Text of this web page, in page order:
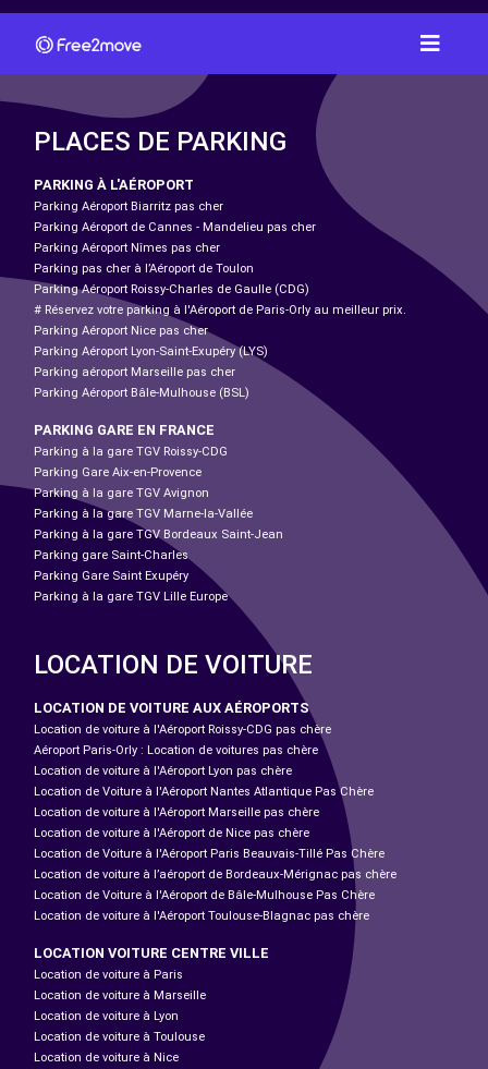
PLACES DE PARKING
PARKING À L'AÉROPORT
Parking Aéroport Biarritz pas cher
Parking Aéroport de Cannes - Mandelieu pas cher
Parking Aéroport Nîmes pas cher
Parking pas cher à l’Aéroport de Toulon
Parking Aéroport Roissy-Charles de Gaulle (CDG)
# Réservez votre parking à l'Aéroport de Paris-Orly au meilleur prix.
Parking Aéroport Nice pas cher
Parking Aéroport Lyon-Saint-Exupéry (LYS)
Parking aéroport Marseille pas cher
Parking Aéroport Bâle-Mulhouse (BSL)
PARKING GARE EN FRANCE
Parking à la gare TGV Roissy-CDG
Parking Gare Aix-en-Provence
Parking à la gare TGV Avignon
Parking à la gare TGV Marne-la-Vallée
Parking à la gare TGV Bordeaux Saint-Jean
Parking gare Saint-Charles
Parking Gare Saint Exupéry
Parking à la gare TGV Lille Europe
LOCATION DE VOITURE
LOCATION DE VOITURE AUX AÉROPORTS
Location de voiture à l'Aéroport Roissy-CDG pas chère
Aéroport Paris-Orly : Location de voitures pas chère
Location de voiture à l'Aéroport Lyon pas chère
Location de Voiture à l'Aéroport Nantes Atlantique Pas Chère
Location de voiture à l'Aéroport Marseille pas chère
Location de voiture à l'Aéroport de Nice pas chère
Location de Voiture à l'Aéroport Paris Beauvais-Tillé Pas Chère
Location de voiture à l’aéroport de Bordeaux-Mérignac pas chère
Location de Voiture à l'Aéroport de Bâle-Mulhouse Pas Chère
Location de voiture à l'Aéroport Toulouse-Blagnac pas chère
LOCATION VOITURE CENTRE VILLE
Location de voiture à Paris
Location de voiture à Marseille
Location de voiture à Lyon
Location de voiture à Toulouse
Location de voiture à Nice